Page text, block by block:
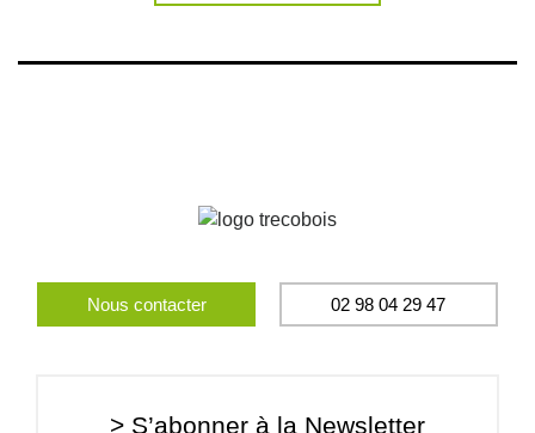
Nous contacter 02 98 04 29 47
> S’abonner à la Newsletter